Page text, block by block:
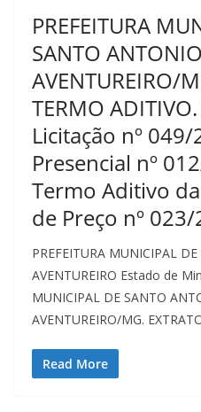
PREFEITURA
SANTO
AVENTUREIRO/
TERMO
Licitação nº
Presencial nº
Termo Aditivo
de Preço nº
PREFEITURA MUNICIPAL
AVENTUREIRO Estado de
MUNICIPAL DE SANTO
AVENTUREIRO/MG.
Read More